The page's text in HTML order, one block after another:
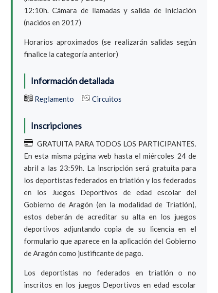
12:10h. Cámara de llamadas y salida de Iniciación
(nacidos en 2017)
Horarios aproximados (se realizarán salidas según
finalice la categoría anterior)
Información detallada
Reglamento Circuitos
Inscripciones
GRATUITA PARA TODOS LOS PARTICIPANTES.
En esta misma página web hasta el miércoles 24 de
abril a las 23:59h. La inscripción será gratuita para
los deportistas federados en triatlón y los federados
en los Juegos Deportivos de edad escolar del
Gobierno de Aragón (en la modalidad de Triatlón),
estos deberán de acreditar su alta en los juegos
deportivos adjuntando copia de su licencia en el
formulario que aparece en la aplicación del Gobierno
de Aragón como justificante de pago.
Los deportistas no federados en triatlón o no
inscritos en los juegos Deportivos en edad escolar